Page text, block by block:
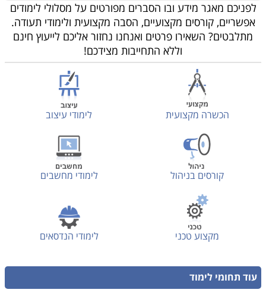
לפניכם מאגר מידע ובו הסברים מפורטים על מסלולי לימודים
אפשריים, קורסים מקצועיים, הסבה מקצועית ולימודי תעודה.
מתלבטים? השאירו פרטים ואנחנו נחזור אליכם לייעוץ חינם
וללא התחייבות מצידכם!
הכשרה מקצועית לימודי עיצוב
קורסים בניהול לימודי מחשבים
מקצוע טכני לימודי הנדסאים
עוד תחומי לימוד